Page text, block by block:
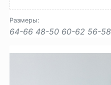
Размеры:
64-66 48-50 60-62 56-58